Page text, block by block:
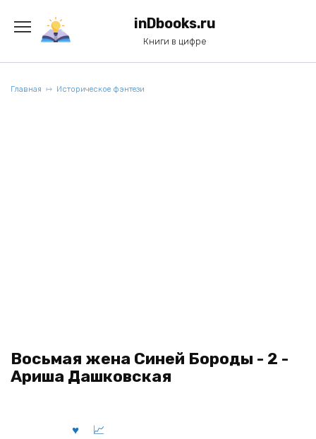
содержанию
inDbooks.ru
Книги в цифре
Главная Историческое фэнтези
Восьмая жена Синей Бороды - 2 -
Ариша Дашковская